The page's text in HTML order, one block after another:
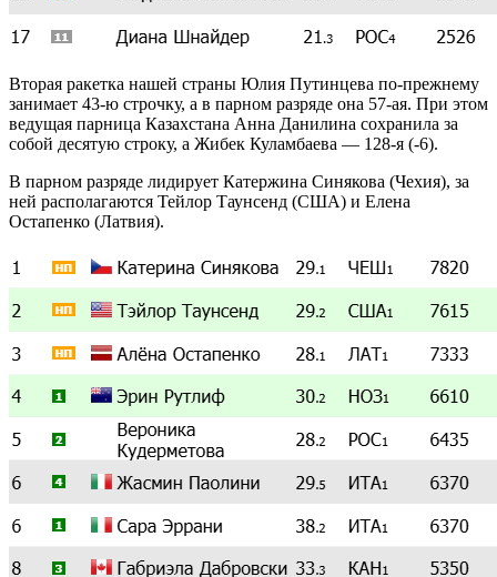
Вторая ракетка нашей страны Юлия Путинцева по-прежнему
занимает 43-ю строчку, а в парном разряде она 57-ая. При этом
ведущая парница Казахстана Анна Данилина сохранила за
собой десятую строку, а Жибек Куламбаева — 128-я (-6).
В парном разряде лидирует Катержина Синякова (Чехия), за
ней располагаются Тейлор Таунсенд (США) и Елена
Остапенко (Латвия).